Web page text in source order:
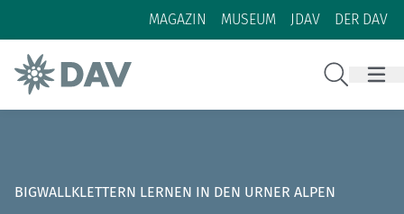
Zum Inhalt
Zur Footer-Navigation
MAGAZIN MUSEUM JDAV DER DAV
BIGWALLKLETTERN LERNEN IN DEN URNER ALPEN